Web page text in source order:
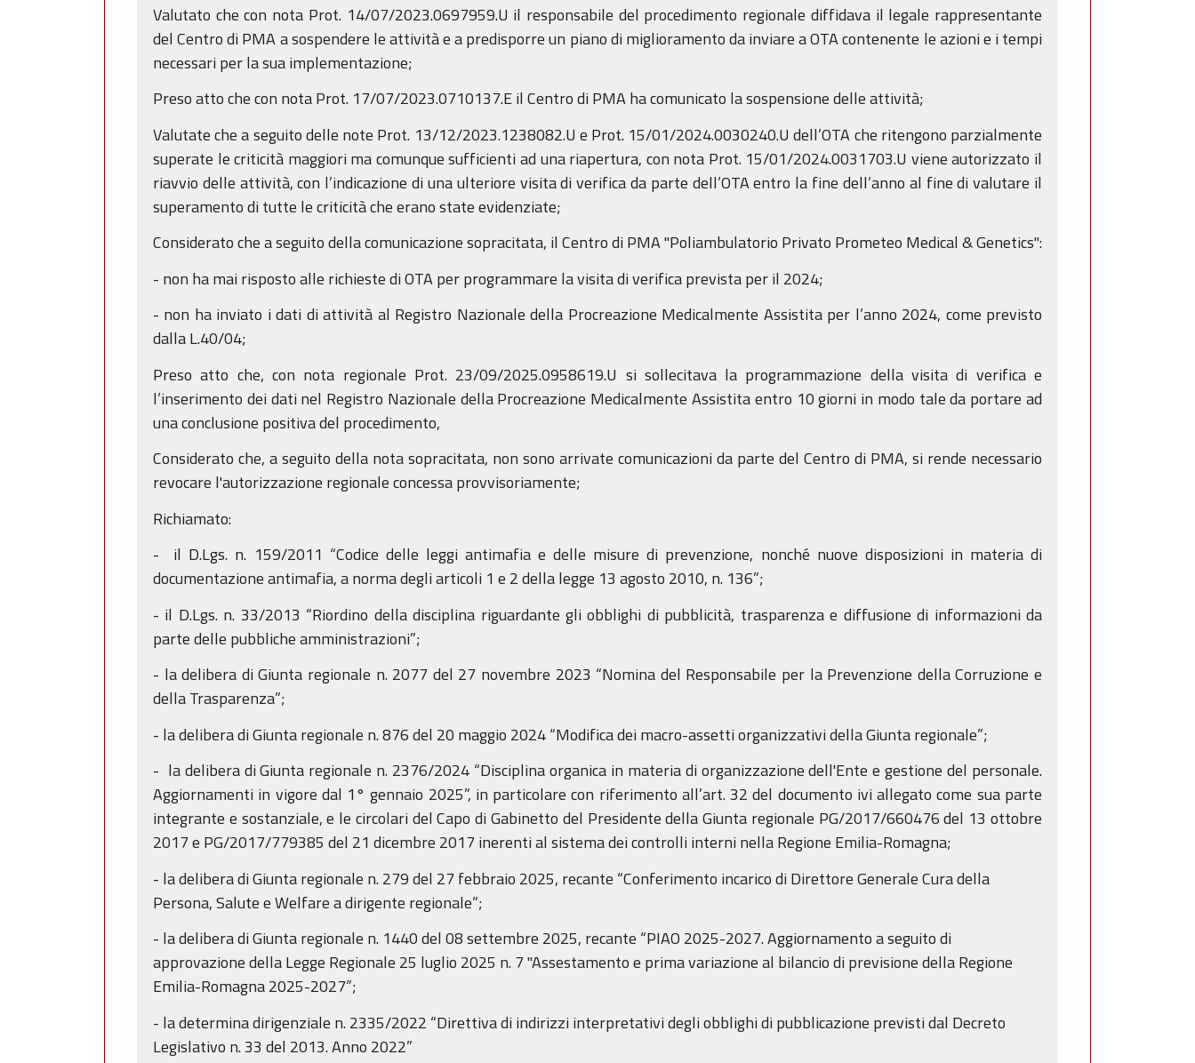
Valutato che con nota Prot. 14/07/2023.0697959.U il responsabile del procedimento regionale diffidava il legale rappresentante
del Centro di PMA a sospendere le attività e a predisporre un piano di miglioramento da inviare a OTA contenente le azioni e i tempi
necessari per la sua implementazione;
Preso atto che con nota Prot. 17/07/2023.0710137.E il Centro di PMA ha comunicato la sospensione delle attività;
Valutate che a seguito delle note Prot. 13/12/2023.1238082.U e Prot. 15/01/2024.0030240.U dell’OTA che ritengono parzialmente
superate le criticità maggiori ma comunque sufficienti ad una riapertura, con nota Prot. 15/01/2024.0031703.U viene autorizzato il
riavvio delle attività, con l’indicazione di una ulteriore visita di verifica da parte dell’OTA entro la fine dell’anno al fine di valutare il
superamento di tutte le criticità che erano state evidenziate;
Considerato che a seguito della comunicazione sopracitata, il Centro di PMA "Poliambulatorio Privato Prometeo Medical & Genetics":
- non ha mai risposto alle richieste di OTA per programmare la visita di verifica prevista per il 2024;
- non ha inviato i dati di attività al Registro Nazionale della Procreazione Medicalmente Assistita per l’anno 2024, come previsto
dalla L.40/04;
Preso atto che, con nota regionale Prot. 23/09/2025.0958619.U si sollecitava la programmazione della visita di verifica e
l’inserimento dei dati nel Registro Nazionale della Procreazione Medicalmente Assistita entro 10 giorni in modo tale da portare ad
una conclusione positiva del procedimento,
Considerato che, a seguito della nota sopracitata, non sono arrivate comunicazioni da parte del Centro di PMA, si rende necessario
revocare l'autorizzazione regionale concessa provvisoriamente;
Richiamato:
- il D.Lgs. n. 159/2011 “Codice delle leggi antimafia e delle misure di prevenzione, nonché nuove disposizioni in materia di
documentazione antimafia, a norma degli articoli 1 e 2 della legge 13 agosto 2010, n. 136”;
- il D.Lgs. n. 33/2013 “Riordino della disciplina riguardante gli obblighi di pubblicità, trasparenza e diffusione di informazioni da
parte delle pubbliche amministrazioni”;
- la delibera di Giunta regionale n. 2077 del 27 novembre 2023 “Nomina del Responsabile per la Prevenzione della Corruzione e
della Trasparenza”;
- la delibera di Giunta regionale n. 876 del 20 maggio 2024 “Modifica dei macro-assetti organizzativi della Giunta regionale”;
- la delibera di Giunta regionale n. 2376/2024 “Disciplina organica in materia di organizzazione dell'Ente e gestione del personale.
Aggiornamenti in vigore dal 1° gennaio 2025”, in particolare con riferimento all’art. 32 del documento ivi allegato come sua parte
integrante e sostanziale, e le circolari del Capo di Gabinetto del Presidente della Giunta regionale PG/2017/660476 del 13 ottobre
2017 e PG/2017/779385 del 21 dicembre 2017 inerenti al sistema dei controlli interni nella Regione Emilia-Romagna;
- la delibera di Giunta regionale n. 279 del 27 febbraio 2025, recante “Conferimento incarico di Direttore Generale Cura della
Persona, Salute e Welfare a dirigente regionale”;
- la delibera di Giunta regionale n. 1440 del 08 settembre 2025, recante “PIAO 2025-2027. Aggiornamento a seguito di
approvazione della Legge Regionale 25 luglio 2025 n. 7 "Assestamento e prima variazione al bilancio di previsione della Regione
Emilia-Romagna 2025-2027”;
- la determina dirigenziale n. 2335/2022 “Direttiva di indirizzi interpretativi degli obblighi di pubblicazione previsti dal Decreto
Legislativo n. 33 del 2013. Anno 2022”